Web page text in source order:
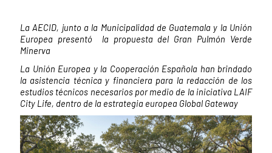
La AECID, junto a la Municipalidad de Guatemala y la Unión
Europea presentó la propuesta del Gran Pulmón Verde
Minerva
La Unión Europea y la Cooperación Española han brindado
la asistencia técnica y financiera para la redacción de los
estudios técnicos necesarios por medio de la iniciativa LAIF
City Life, dentro de la estrategia europea Global Gateway